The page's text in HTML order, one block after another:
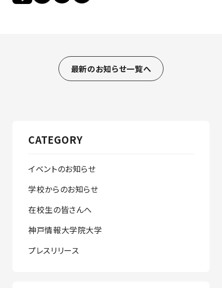
最新のお知らせ一覧へ
CATEGORY
イベントのお知らせ
学校からのお知らせ
在校生の皆さんへ
神戸情報大学院大学
プレスリリース